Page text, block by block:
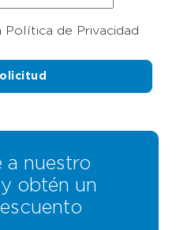
de Privacidad
a nuestro
obtén un